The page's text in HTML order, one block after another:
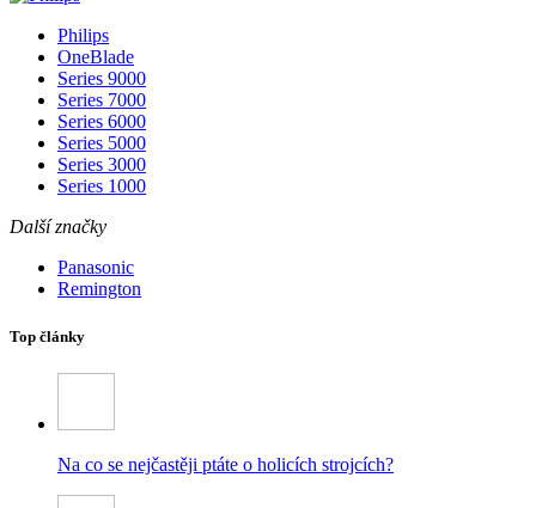
Philips
OneBlade
Series 9000
Series 7000
Series 6000
Series 5000
Series 3000
Series 1000
Další značky
Panasonic
Remington
Top články
Na co se nejčastěji ptáte o holicích strojcích?